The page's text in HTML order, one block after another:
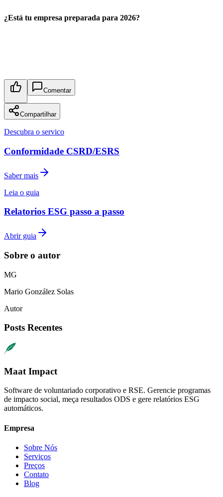
¿Está tu empresa preparada para 2026?
Comentar
Compartilhar
Descubra o servico
Conformidade CSRD/ESRS
Saber mais
Leia o guia
Relatorios ESG passo a passo
Abrir guia
Sobre o autor
MG
Mario González Solas
Autor
Posts Recentes
Maat Impact
Software de voluntariado corporativo e RSE. Gerencie programas
de impacto social, meça resultados ODS e gere relatórios ESG
automáticos.
Empresa
Sobre Nós
Serviços
Preços
Contato
Blog